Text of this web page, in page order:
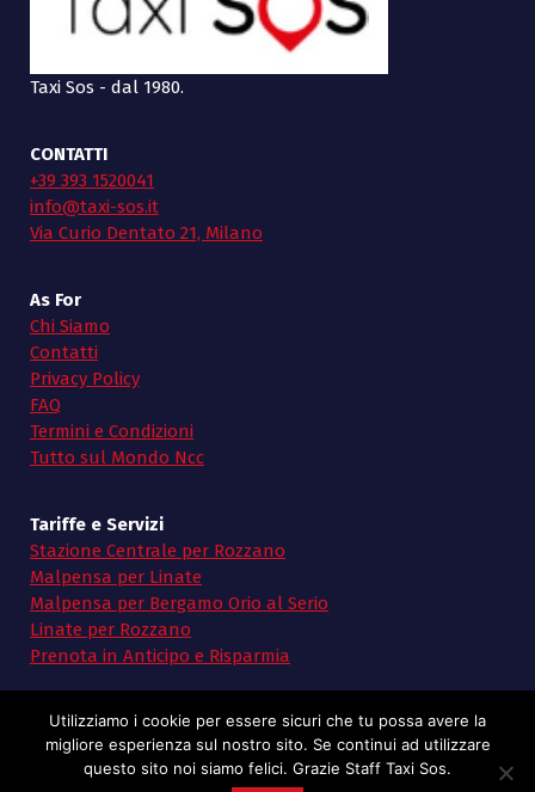
Taxi Sos - dal 1980.
CONTATTI
+39 393 1520041
info@taxi-sos.it
Via Curio Dentato 21, Milano
As For
Chi Siamo
Contatti
Privacy Policy
FAQ
Termini e Condizioni
Tutto sul Mondo Ncc
Tariffe e Servizi
Stazione Centrale per Rozzano
Malpensa per Linate
Malpensa per Bergamo Orio al Serio
Linate per Rozzano
Prenota in Anticipo e Risparmia
Utilizziamo i cookie per essere sicuri che tu possa avere la
migliore esperienza sul nostro sito. Se continui ad utilizzare
questo sito noi siamo felici. Grazie Staff Taxi Sos.